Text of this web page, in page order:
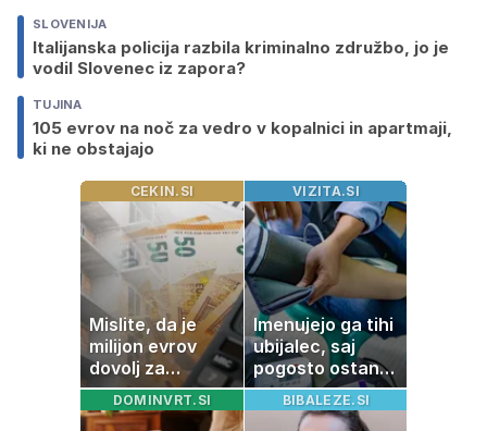
SLOVENIJA
Italijanska policija razbila kriminalno združbo, jo je
vodil Slovenec iz zapora?
TUJINA
105 evrov na noč za vedro v kopalnici in apartmaji,
ki ne obstajajo
CEKIN.SI
Mislite, da je
milijon evrov
dovolj za
sanjsko
stanovanje? Te
VIZITA.SI
Imenujejo ga tihi
ubijalec, saj
pogosto ostane
neopažen:
nenavadni
DOMINVRT.SI BIBALEZE.SI